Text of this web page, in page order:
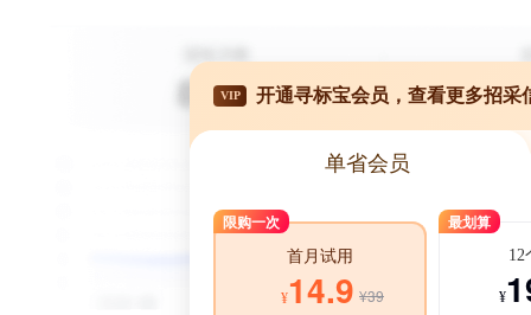
VIP 开通寻标宝会员，查看更多招采
单省会员
限购一次
首月试用
¥14.9 ¥39
最划算
12
¥